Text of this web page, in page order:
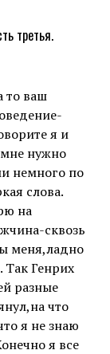
то ваш
я и
нужно
немного по
слова.
на
сквозь
меня,ладно
Так Генрих
разные
что
я не знаю
я все